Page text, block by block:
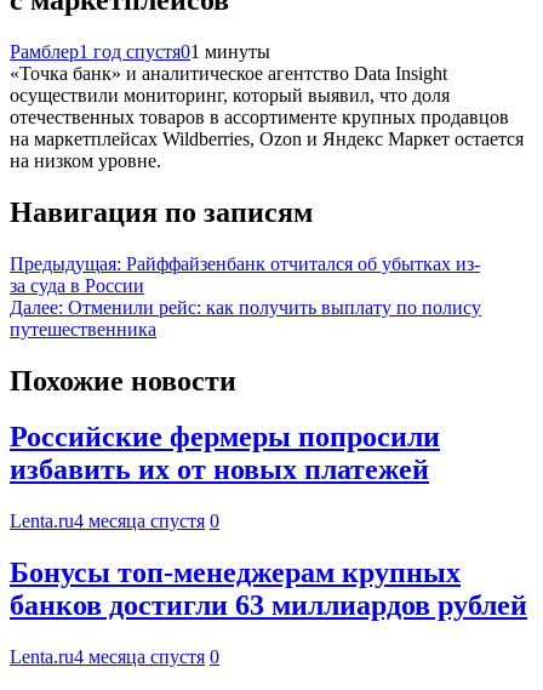
Рамблер1 год спустя01 минуты
«Точка банк» и аналитическое агентство Data Insight
осуществили мониторинг, который выявил, что доля
отечественных товаров в ассортименте крупных продавцов
на маркетплейсах Wildberries, Ozon и Яндекс Маркет остается
на низком уровне.
Навигация по записям
Предыдущая: Райффайзенбанк отчитался об убытках из-
за суда в России
Далее: Отменили рейс: как получить выплату по полису
путешественника
Похожие новости
Российские фермеры попросили
избавить их от новых платежей
Lenta.ru4 месяца спустя 0
Бонусы топ-менеджерам крупных
банков достигли 63 миллиардов рублей
Lenta.ru4 месяца спустя 0